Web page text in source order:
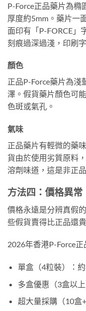
P-Force正品藥片為橢
厚度約5mm。藥片一
面印有「P-FORCE」
刻痕過深過淺，印刷
顏色
正品P-Force藥片為
澤。假貨藥片顏色可
色斑或氣孔。
氣味
正品藥片有輕微的藥
貨由於使用劣質原料
溶劑味道，這是非正
方法四：價格異常
價格永遠是分辨真假
些假貨賣得比正品還
2026年香港P-Force正
單盒（4粒裝）：
多盒優惠（3盒以
超大量採購（10盒